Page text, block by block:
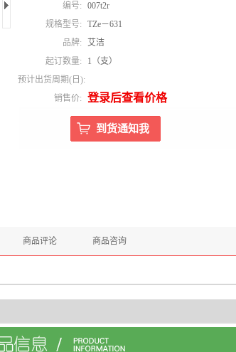
编号:
007t2r
规格型号:
TZe－631
品牌:
艾洁
起订数量:
1（支）
预计出货周期(日):
销售价:
登录后查看价格
商品评论 商品咨询